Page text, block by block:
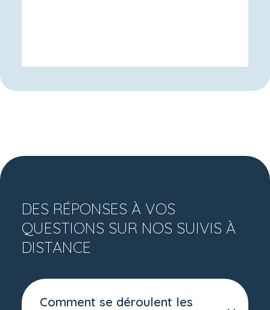
DES RÉPONSES À VOS
QUESTIONS SUR NOS SUIVIS À
DISTANCE
Comment se déroulent les